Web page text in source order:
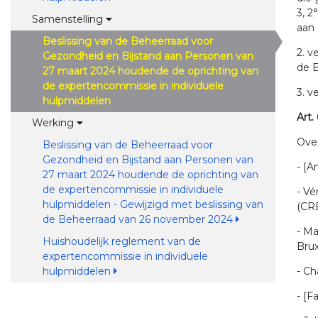
Samenstelling
Beslissing van de Beheerraad voor
Gezondheid en Bijstand aan Personen van
27 maart 2024 houdende de oprichting van
de expertencommissie in individuele
hulpmiddelen
Werking
Beslissing van de Beheerraad voor
Gezondheid en Bijstand aan Personen van
27 maart 2024 houdende de oprichting van
de expertencommissie in individuele
hulpmiddelen - Gewijzigd met beslissing van
de Beheerraad van 26 november 2024
Huishoudelijk reglement van de
expertencommissie in individuele
hulpmiddelen
3,
aan
2.
de
3.
Art.
-
-
-
-
-